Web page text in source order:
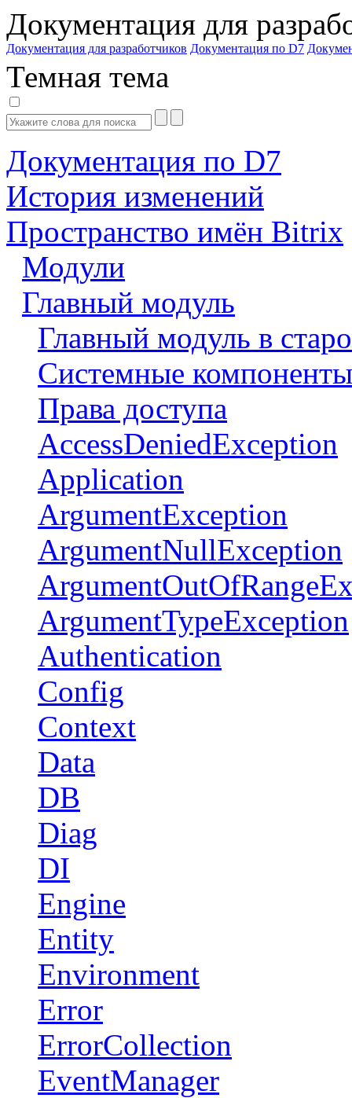
Документация для
Документация для разработчиков Документация по D7
Темная тема
Документация по D7
История изменений
Пространство имён Bitrix
Модули
Главный модуль
Главный модуль в
Системные компоненты
Права доступа
AccessDeniedException
Application
ArgumentException
ArgumentNullException
ArgumentTypeException
Authentication
Config
Context
Data
DB
Diag
DI
Engine
Entity
Environment
Error
ErrorCollection
EventManager